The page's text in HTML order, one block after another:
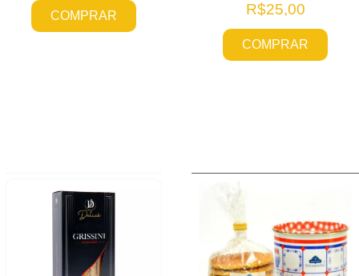
COMPRAR R$25,00
COMPRAR